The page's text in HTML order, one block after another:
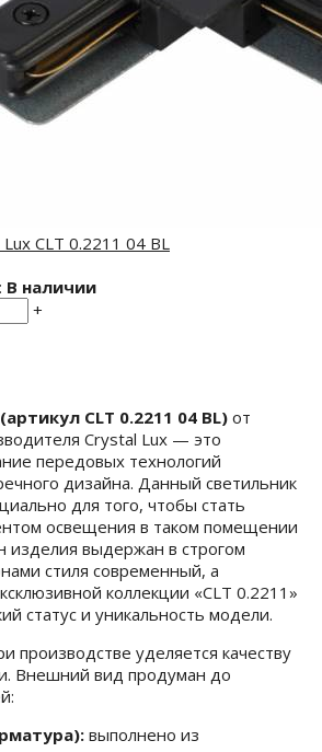
В наличии
+
CLT 0.2211 04 BL) от
Crystal Lux — это
передовых технологий
дизайна. Данный светильник
для того, чтобы стать
освещения в таком помещении
изделия выдержан в строгом
стиля современный, а
коллекции «CLT 0.2211»
статус и уникальность модели.
производстве уделяется качеству
Внешний вид продуман до
выполнено из